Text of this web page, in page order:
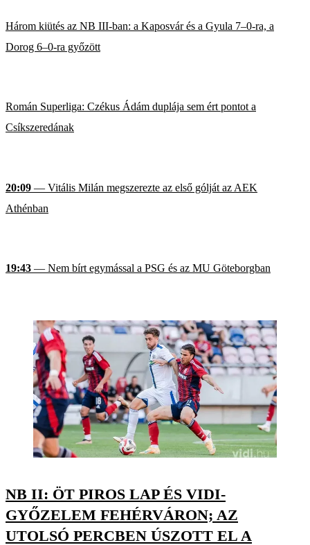
Három kiütés az NB III-ban: a Kaposvár és a Gyula 7–0-ra, a
Dorog 6–0-ra győzött
Román Superliga: Czékus Ádám duplája sem ért pontot a
Csíkszeredának
20:09 — Vitális Milán megszerezte az első gólját az AEK
Athénban
19:43 — Nem bírt egymással a PSG és az MU Göteborgban
NB II: ÖT PIROS LAP ÉS VIDI-
GYŐZELEM FEHÉRVÁRON; AZ
UTOLSÓ PERCBEN ÚSZOTT EL A